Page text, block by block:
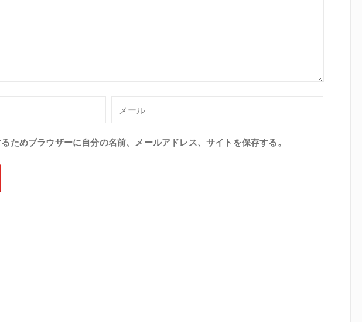
ためブラウザーに自分の名前、メールアドレス、サイトを保存する。